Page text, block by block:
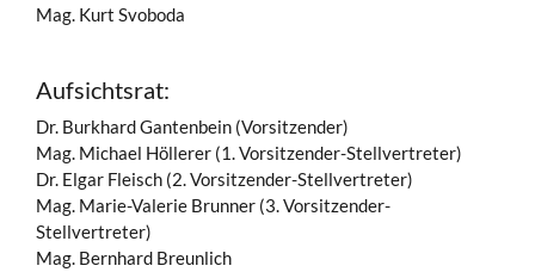
Mag. Kurt Svoboda
Aufsichtsrat:
Dr. Burkhard Gantenbein (Vorsitzender)
Mag. Michael Höllerer (1. Vorsitzender-Stellvertreter)
Dr. Elgar Fleisch (2. Vorsitzender-Stellvertreter)
Mag. Marie-Valerie Brunner (3. Vorsitzender-
Stellvertreter)
Mag. Bernhard Breunlich